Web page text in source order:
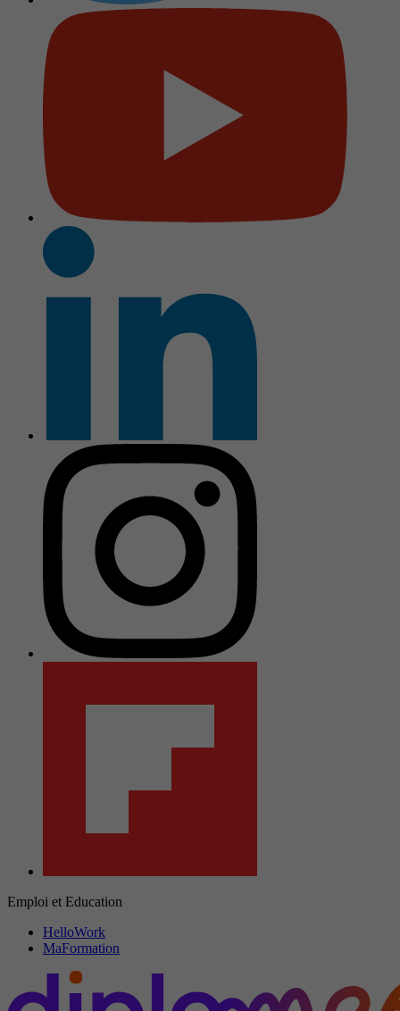
Emploi et Education
HelloWork
MaFormation